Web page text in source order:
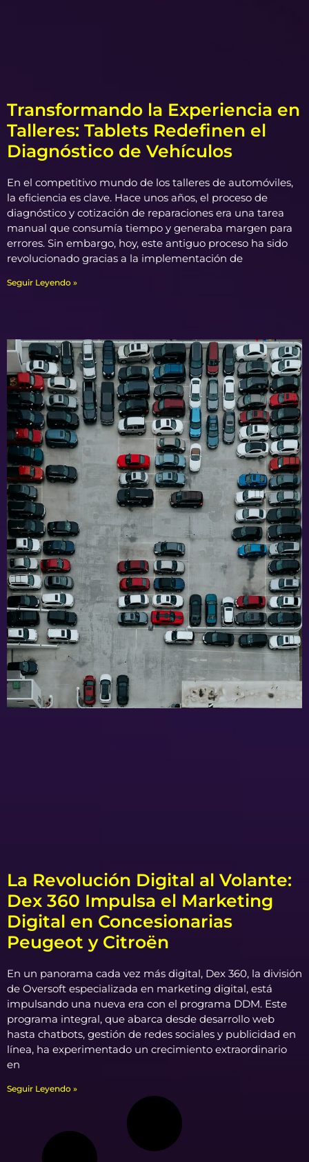
Transformando la Experiencia en
Talleres: Tablets Redefinen el
Diagnóstico de Vehículos
En el competitivo mundo de los talleres de automóviles,
la eficiencia es clave. Hace unos años, el proceso de
diagnóstico y cotización de reparaciones era una tarea
manual que consumía tiempo y generaba margen para
errores. Sin embargo, hoy, este antiguo proceso ha sido
revolucionado gracias a la implementación de
Seguir Leyendo »
La Revolución Digital al Volante:
Dex 360 Impulsa el Marketing
Digital en Concesionarias
Peugeot y Citroën
En un panorama cada vez más digital, Dex 360, la división
de Oversoft especializada en marketing digital, está
impulsando una nueva era con el programa DDM. Este
programa integral, que abarca desde desarrollo web
hasta chatbots, gestión de redes sociales y publicidad en
línea, ha experimentado un crecimiento extraordinario
en
Seguir Leyendo »